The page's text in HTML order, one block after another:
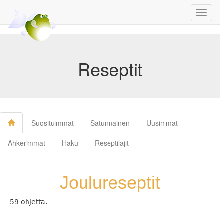
Reseptit
Suosituimmat Satunnainen Uusimmat
Ahkerimmat Haku Reseptilajit
Joulureseptit
59 ohjetta.